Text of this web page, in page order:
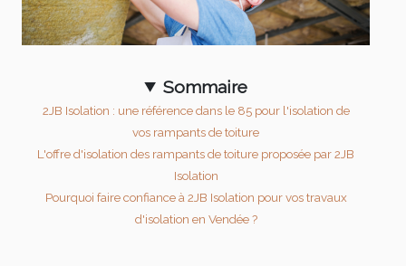
Sommaire
2JB Isolation : une référence dans le 85 pour l'isolation de
vos rampants de toiture
L'offre d'isolation des rampants de toiture proposée par 2JB
Isolation
Pourquoi faire confiance à 2JB Isolation pour vos travaux
d'isolation en Vendée ?